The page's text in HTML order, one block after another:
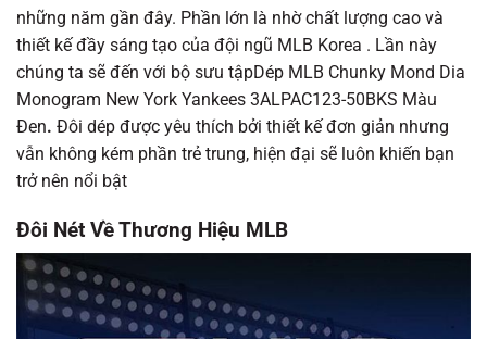
những năm gần đây. Phần lớn là nhờ chất lượng cao và
thiết kế đầy sáng tạo của đội ngũ MLB Korea . Lần này
chúng ta sẽ đến với bộ sưu tậpDép MLB Chunky Mond Dia
Monogram New York Yankees 3ALPAC123-50BKS Màu
Đen. Đôi dép được yêu thích bởi thiết kế đơn giản nhưng
vẫn không kém phần trẻ trung, hiện đại sẽ luôn khiến bạn
trở nên nổi bật
Đôi Nét Về Thương Hiệu MLB